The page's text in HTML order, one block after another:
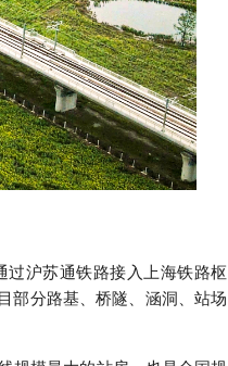
过沪苏通铁路接入上海铁路枢
部分路基、桥隧、涵洞、站场